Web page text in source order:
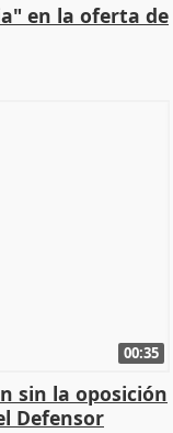
en la oferta de
00:35
sin la oposición
Defensor